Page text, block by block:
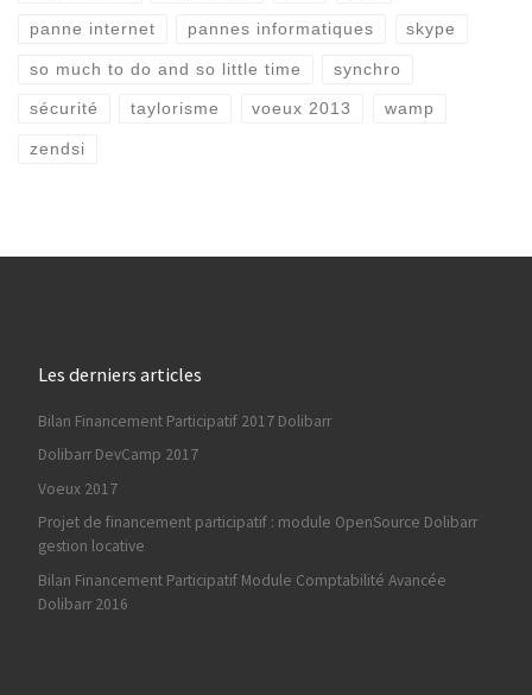
panne internet pannes informatiques skype
so much to do and so little time synchro
sécurité taylorisme voeux 2013 wamp
zendsi
Les derniers articles
Bilan Financement Participatif 2017 Dolibarr
Dolibarr DevCamp 2017
Voeux 2017
Projet de financement participatif : module OpenSource Dolibarr
gestion locative
Bilan Financement Participatif Module Comptabilité Avancée
Dolibarr 2016